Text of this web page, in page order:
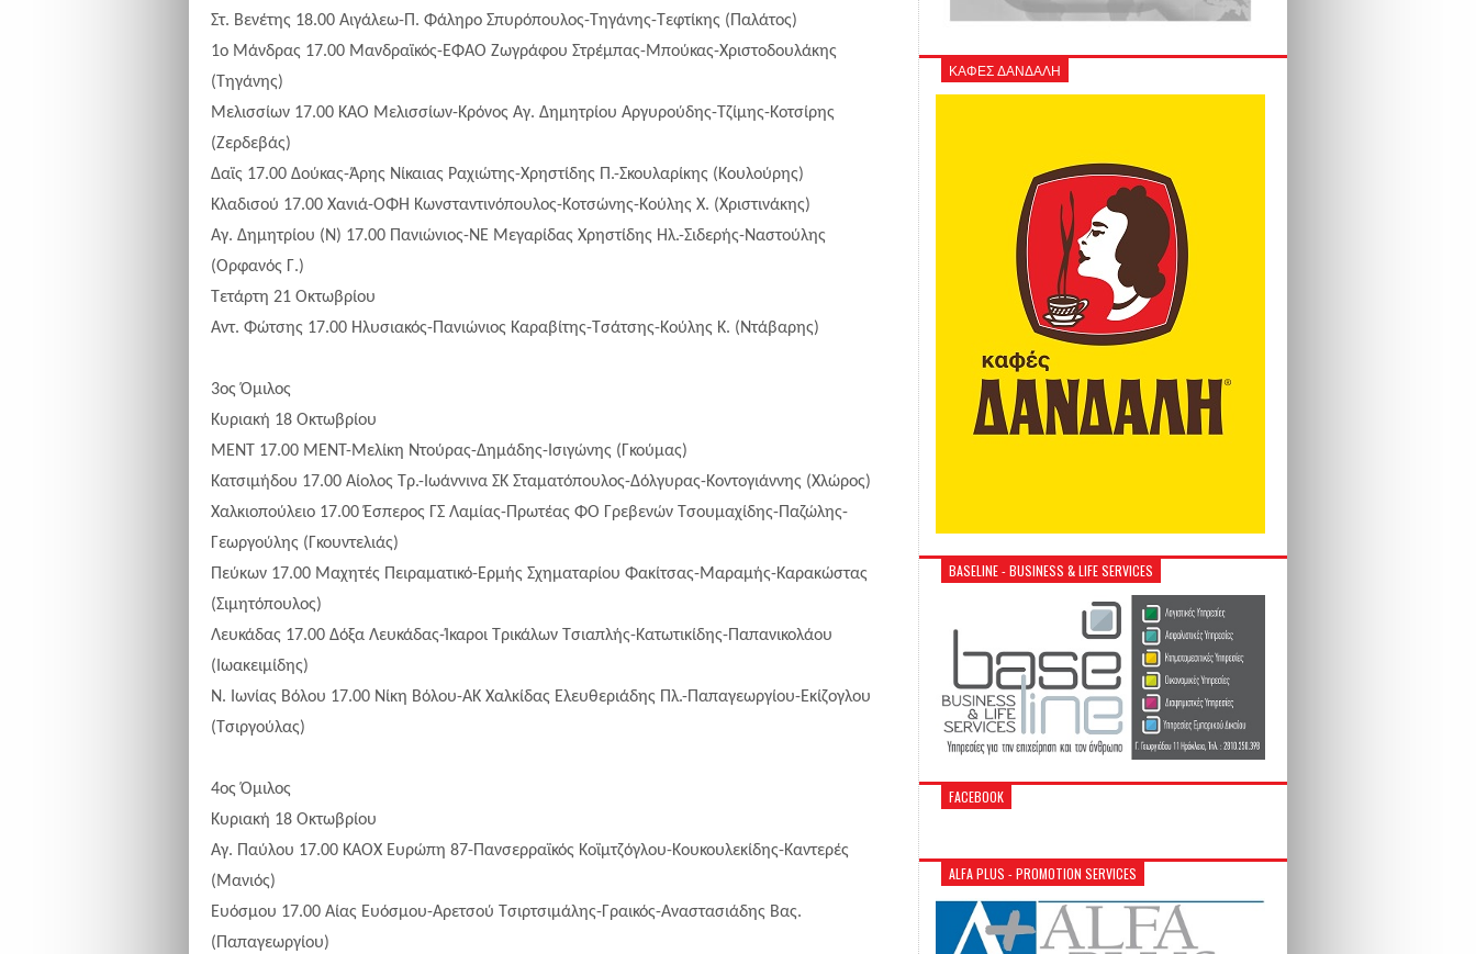
Στ. Βενέτης 18.00 Αιγάλεω-Π. Φάληρο Σπυρόπουλος-Τηγάνης-Τεφτίκης (Παλάτος)
1ο Μάνδρας 17.00 Μανδραϊκός-ΕΦΑΟ Ζωγράφου Στρέμπας-Μπούκας-Χριστοδουλάκης
(Τηγάνης)
Μελισσίων 17.00 ΚΑΟ Μελισσίων-Κρόνος Αγ. Δημητρίου Αργυρούδης-Τζίμης-Κοτσίρης
(Ζερδεβάς)
Δαϊς 17.00 Δούκας-Άρης Νίκαιας Ραχιώτης-Χρηστίδης Π.-Σκουλαρίκης (Κουλούρης)
Κλαδισού 17.00 Χανιά-ΟΦΗ Κωνσταντινόπουλος-Κοτσώνης-Κούλης Χ. (Χριστινάκης)
Αγ. Δημητρίου (Ν) 17.00 Πανιώνιος-ΝΕ Μεγαρίδας Χρηστίδης Ηλ.-Σιδερής-Ναστούλης
(Ορφανός Γ.)
Τετάρτη 21 Οκτωβρίου
Αντ. Φώτσης 17.00 Ηλυσιακός-Πανιώνιος Καραβίτης-Τσάτσης-Κούλης Κ. (Ντάβαρης)
3ος Όμιλος
Κυριακή 18 Οκτωβρίου
ΜΕΝΤ 17.00 ΜΕΝΤ-Μελίκη Ντούρας-Δημάδης-Ισιγώνης (Γκούμας)
Κατσιμήδου 17.00 Αίολος Τρ.-Ιωάννινα ΣΚ Σταματόπουλος-Δόλγυρας-Κοντογιάννης (Χλώρος)
Χαλκιοπούλειο 17.00 Έσπερος ΓΣ Λαμίας-Πρωτέας ΦΟ Γρεβενών Τσουμαχίδης-Παζώλης-
Γεωργούλης (Γκουντελιάς)
Πεύκων 17.00 Μαχητές Πειραματικό-Ερμής Σχηματαρίου Φακίτσας-Μαραμής-Καρακώστας
(Σιμητόπουλος)
Λευκάδας 17.00 Δόξα Λευκάδας-Ίκαροι Τρικάλων Τσιαπλής-Κατωτικίδης-Παπανικολάου
(Ιωακειμίδης)
Ν. Ιωνίας Βόλου 17.00 Νίκη Βόλου-ΑΚ Χαλκίδας Ελευθεριάδης Πλ.-Παπαγεωργίου-Εκίζογλου
(Τσιργούλας)
4ος Όμιλος
Κυριακή 18 Οκτωβρίου
Αγ. Παύλου 17.00 ΚΑΟΧ Ευρώπη 87-Πανσερραϊκός Κοϊμτζόγλου-Κουκουλεκίδης-Καντερές
(Μανιός)
Ευόσμου 17.00 Αίας Ευόσμου-Αρετσού Τσιρτσιμάλης-Γραικός-Αναστασιάδης Βας.
(Παπαγεωργίου)
ΚΑΦΕΣ ΔΑΝΔΑΛΗ
BASELINE - BUSINESS & LIFE SERVICES
FACEBOOK
ALFA PLUS - PROMOTION SERVICES